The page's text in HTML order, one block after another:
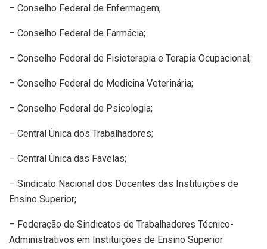
– Conselho Federal de Enfermagem;
– Conselho Federal de Farmácia;
– Conselho Federal de Fisioterapia e Terapia Ocupacional;
– Conselho Federal de Medicina Veterinária;
– Conselho Federal de Psicologia;
– Central Única dos Trabalhadores;
– Central Única das Favelas;
– Sindicato Nacional dos Docentes das Instituições de
Ensino Superior;
– Federação de Sindicatos de Trabalhadores Técnico-
Administrativos em Instituições de Ensino Superior